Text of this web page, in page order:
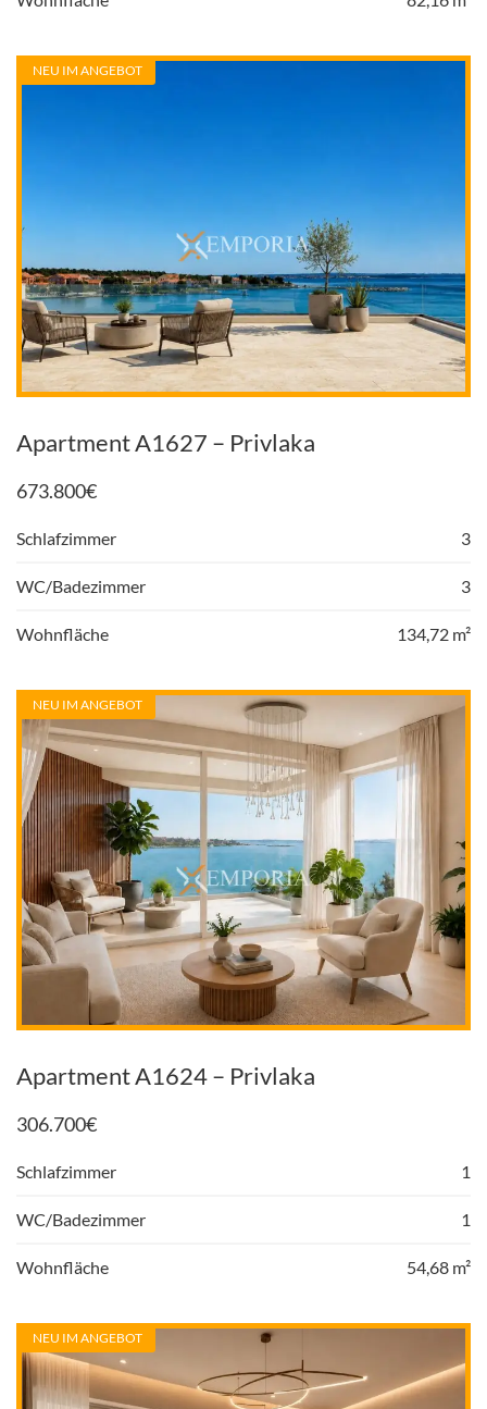
NEU IM ANGEBOT
Apartment A1627 – Privlaka
673.800€
Schlafzimmer 3
WC/Badezimmer 3
Wohnfläche 134,72 m²
NEU IM ANGEBOT
Apartment A1624 – Privlaka
306.700€
Schlafzimmer 1
WC/Badezimmer 1
Wohnfläche 54,68 m²
NEU IM ANGEBOT